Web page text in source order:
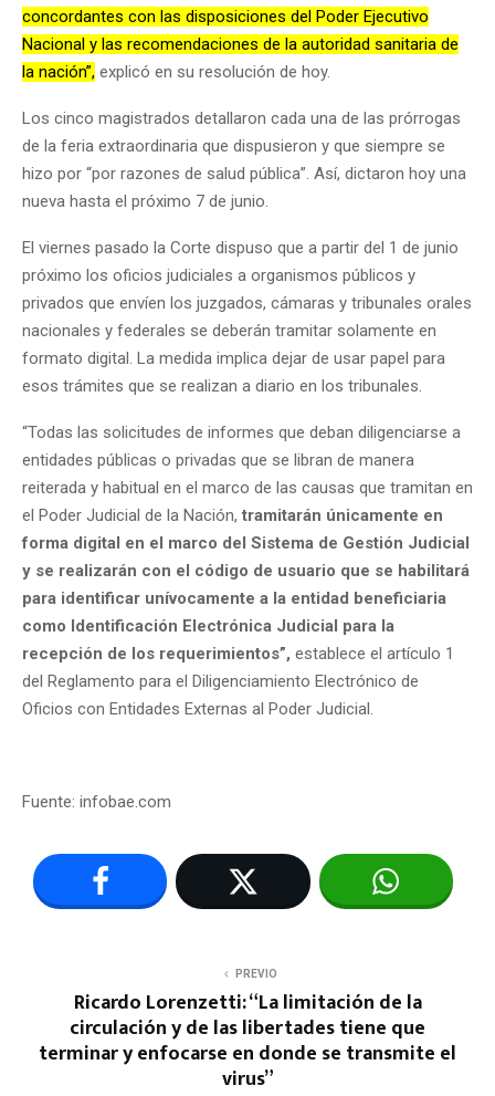
concordantes con las disposiciones del Poder Ejecutivo
Nacional y las recomendaciones de la autoridad sanitaria de
la nación”, explicó en su resolución de hoy.
Los cinco magistrados detallaron cada una de las prórrogas
de la feria extraordinaria que dispusieron y que siempre se
hizo por “por razones de salud pública”. Así, dictaron hoy una
nueva hasta el próximo 7 de junio.
El viernes pasado la Corte dispuso que a partir del 1 de junio
próximo los oficios judiciales a organismos públicos y
privados que envíen los juzgados, cámaras y tribunales orales
nacionales y federales se deberán tramitar solamente en
formato digital. La medida implica dejar de usar papel para
esos trámites que se realizan a diario en los tribunales.
“Todas las solicitudes de informes que deban diligenciarse a
entidades públicas o privadas que se libran de manera
reiterada y habitual en el marco de las causas que tramitan en
el Poder Judicial de la Nación, tramitarán únicamente en
forma digital en el marco del Sistema de Gestión Judicial
y se realizarán con el código de usuario que se habilitará
para identificar unívocamente a la entidad beneficiaria
como Identificación Electrónica Judicial para la
recepción de los requerimientos”, establece el artículo 1
del Reglamento para el Diligenciamiento Electrónico de
Oficios con Entidades Externas al Poder Judicial.
Fuente: infobae.com
PREVIO
Ricardo Lorenzetti: “La limitación de la
circulación y de las libertades tiene que
terminar y enfocarse en donde se transmite el
virus”